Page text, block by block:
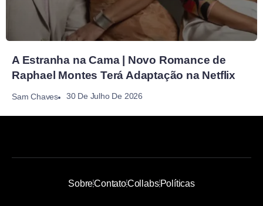
A Estranha na Cama | Novo Romance de
Raphael Montes Terá Adaptação na Netflix
Sam Chaves 30 De Julho De 2026
SobreContatoCollabsPolíticas